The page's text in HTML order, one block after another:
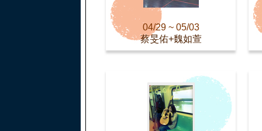
04/29 ~ 05/03
蔡旻佑+魏如萱